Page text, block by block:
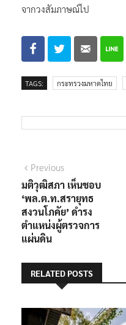
จากวงสัมภาษณ์ไป
TAGS: กระทรวงมหาดไทย
แนะแนว
เรื่อง
PreviousPrevious
post:
มติวุฒิสภา เห็นชอบ
‘พล.ต.ท.สรายุทธ
สงวนโภคัย’ ดำรง
ตำแหน่งผู้ตรวจการ
แผ่นดิน
RELATED POSTS